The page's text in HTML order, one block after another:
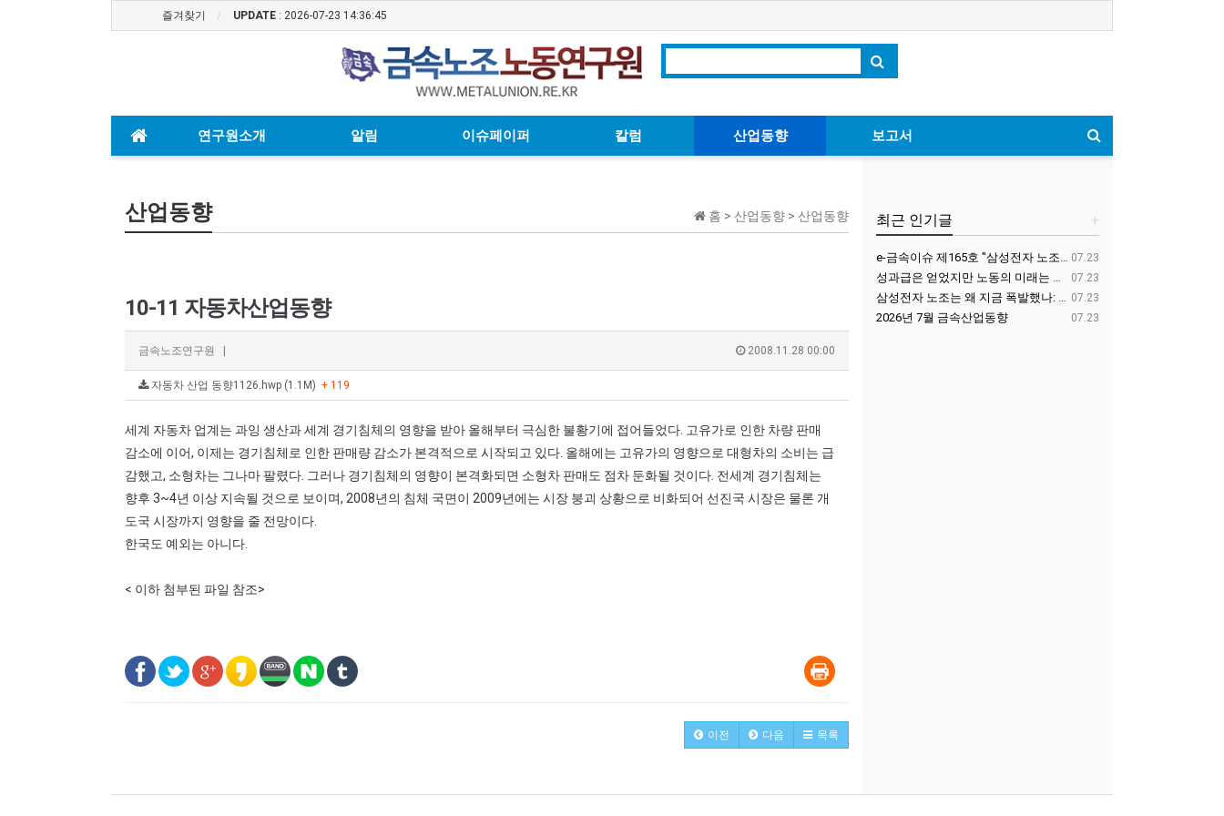
즐겨찾기 UPDATE : 2026-07-23 14:36:45
연구원소개 알림 이슈페이퍼 칼럼 산업동향 보고서
홈 > 산업동향 > 산업동향
산업동향
10-11 자동차산업동향
금속노조연구원 2008.11.28 00:00
자동차 산업 동향1126.hwp (1.1M) + 119
세계 자동차 업계는 과잉 생산과 세계 경기침체의 영향을 받아 올해부터 극심한 불황기에 접어들었다. 고유가로 인한 차량 판매
감소에 이어, 이제는 경기침체로 인한 판매량 감소가 본격적으로 시작되고 있다. 올해에는 고유가의 영향으로 대형차의 소비는 급
감했고, 소형차는 그나마 팔렸다. 그러나 경기침체의 영향이 본격화되면 소형차 판매도 점차 둔화될 것이다. 전세계 경기침체는
향후 3~4년 이상 지속될 것으로 보이며, 2008년의 침체 국면이 2009년에는 시장 붕괴 상황으로 비화되어 선진국 시장은 물론 개
도국 시장까지 영향을 줄 전망이다.
한국도 예외는 아니다.
< 이하 첨부된 파일 참조>
이전 다음 목록
+
최근 인기글
07.23
e-금속이슈 제165호 "삼성전자 노조는 왜 지금 폭발했나: 노조 억압의 약화와 노동자 포섭의 균열"
07.23
성과급은 얻었지만 노동의 미래는 교섭하지 못했다-기업이익 배분 교섭과 AI 시대 산별노조의 과제
07.23
삼성전자 노조는 왜 지금 폭발했나: 노조 억압의 약화와 노동자 포섭의 균열
07.23
2026년 7월 금속산업동향